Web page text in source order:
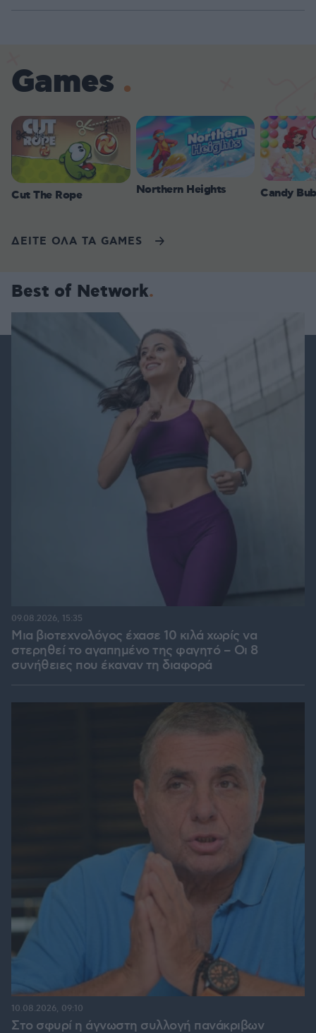
Games
Cut The Rope Northern Heights Candy
ΔΕΙΤΕ ΟΛΑ ΤΑ GAMES
Best of Network
Μια βιοτεχνολόγος έχασε 10 κιλά χωρίς να
στερηθεί το αγαπημένο της φαγητό – Οι 8
συνήθειες που έκαναν τη διαφορά
09.08.2026, 15:35
Στο σφυρί η άγνωστη συλλογή πανάκριβων
10.08.2026, 09:10